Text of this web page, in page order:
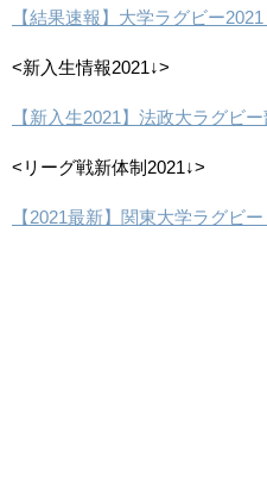
【結果速報】大学ラグビー
<新入生情報2021↓>
【新入生2021】法政大ラグビ
<リーグ戦新体制2021↓>
【2021最新】関東大学ラグビ